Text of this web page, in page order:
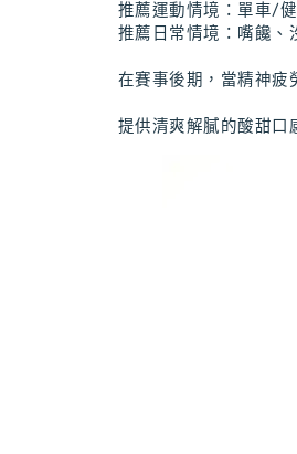
推薦運動情境：單車/
推薦日常情境：嘴饞、
在賽事後期，當精神疲
提供清爽解膩的酸甜口